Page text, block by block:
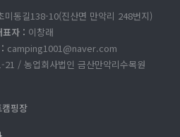
미동길138-10(진산면 만악리 248번지)
표자 : 이창래
camping1001@naver.com
/ 농업회사법인 금산만악리수목원
핑장